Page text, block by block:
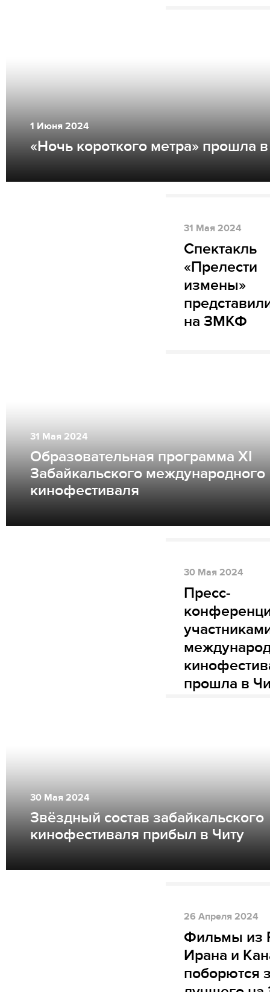
1 Июня 2024
«Ночь короткого метра» прошла
31 Мая 2024
Спектакль
«Прелести
измены»
на ЗМКФ
31 Мая 2024
Образовательная программа XI
Забайкальского международного
кинофестиваля
30 Мая 2024
Пресс-
прошла в
30 Мая 2024
Звёздный состав забайкальского
кинофестиваля прибыл в Читу
26 Апреля 2024
Фильмы из
Ирана и
поборются